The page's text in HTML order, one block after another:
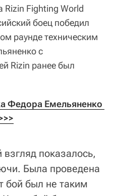
Rizin Fighting World
боец победил
раунде техническим
с
Rizin ранее был
Федора Емельяненко
показалось,
Была проведена
бой был не таким